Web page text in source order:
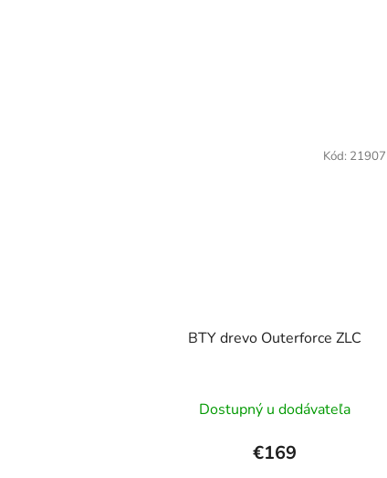
BTY drevo Outerforce ZLC
hodnotenie
produktu
Dostupný u dodávateľa
€169
Kód: 21907